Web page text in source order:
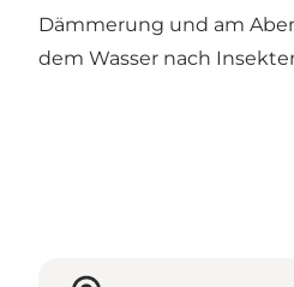
Dämmerung und am
dem Wasser nach